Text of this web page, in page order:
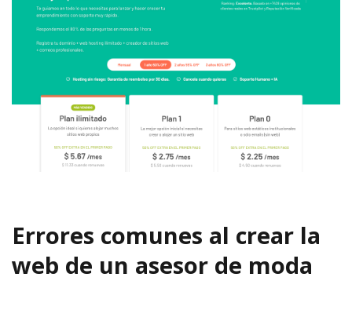
Errores comunes al crear la
web de un asesor de moda